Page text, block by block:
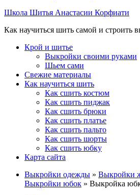
Школа Шитья Анастасии Корфиати
Как научиться шить самой и строить
Крой и шитье
Выкройки своими руками
Шьем сами
Свежие материалы
Как научиться шить
Как сшить костюм
Как сшить пиджак
Как сшить брюки
Как сшить платье
Как сшить пальто
Как сшить шорты
Как сшить юбку
Карта сайта
Выкройки одежды » Выкройки
Выкройки юбок » Выкройка